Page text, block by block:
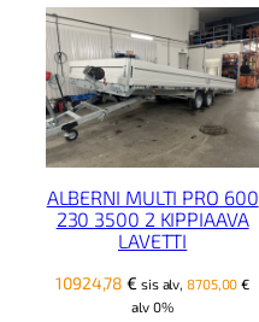
ALBERNI MULTI PRO 600
230 3500 2 KIPPIAAVA
LAVETTI
10924,78€ sis alv,8705,00€
alv 0%